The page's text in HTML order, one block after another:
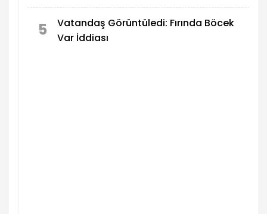
5
Vatandaş Görüntüledi: Fırında Böcek
Var İddiası